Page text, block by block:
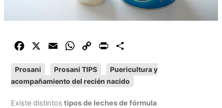
c
e
a
i
W
a
t
C
p
y
i
n
m
p
Prosani Prosani TIPS
Puericultura y
acompañamiento del recién nacido
Existe distintos tipos de leches de fórmula